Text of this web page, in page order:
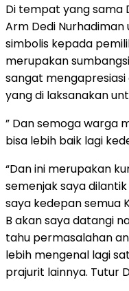
Di tempat yang sama
Arm Dedi
simbolis kepada
merupakan
sangat
yang di laksanakan
” Dan semoga warga
bisa lebih baik lagi
“Dan ini merupakan
semenjak saya
saya kedepan semua
B akan saya datangi
tahu permasalahan
lebih mengenal lagi
prajurit lainnya. Tutur